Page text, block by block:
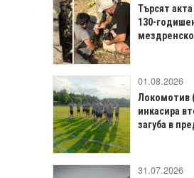
Търсят
130-
01.08.2026
Локомотив
инкасира
загуба в
31.07.2026